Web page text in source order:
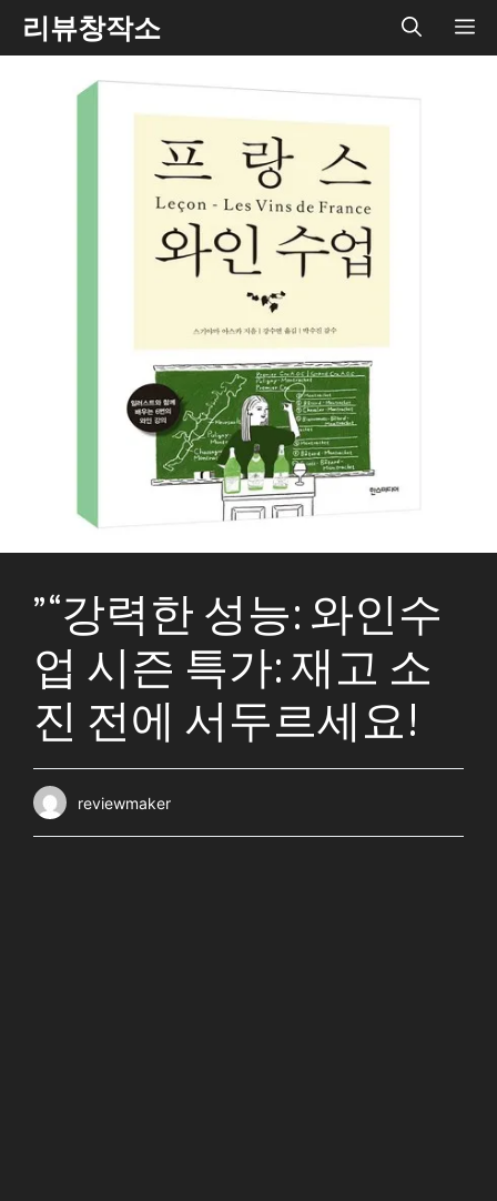
Skip리뷰창작소
” “강력한 성능: 와인수
업 시즌 특가: 재고 소
진 전에 서두르세요!
reviewmaker